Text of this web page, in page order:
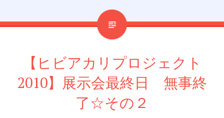
【ヒビアカリプロジェクト
2010】展示会最終日 無事終
了☆その２